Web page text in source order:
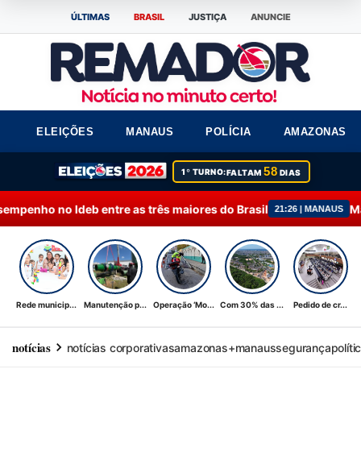
ÚLTIMAS BRASIL JUSTIÇA ANUNCIE
ELEIÇÕES MANAUS POLÍCIA AMAZONAS
1º TURNO:FALTAM58 DIAS
no Ideb entre as três maiores do Brasil 21:26 | MANAUS
Rede municip... Manutenção p... Operação ‘Mo... Com 30% das ... Pedido de cr...
notícias notícias corporativasamazonas+manaussegurança